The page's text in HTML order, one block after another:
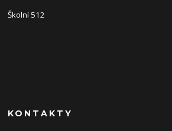
Školní 512
KONTAKTY